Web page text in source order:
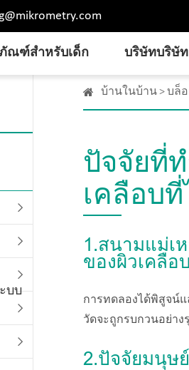
ณฑ์สำหรับเด็ก บริษัทบริษัท
บบ
บ้านในบ้าน บล็
ปัจจัยที่
เคลือบ
1.สนามแม่เ
ของผิวเคลือบ
การทดลองได้พิสูจน์แ
วัดจะถูกรบกวนอย่า
2.ปัจจัยมนุษ